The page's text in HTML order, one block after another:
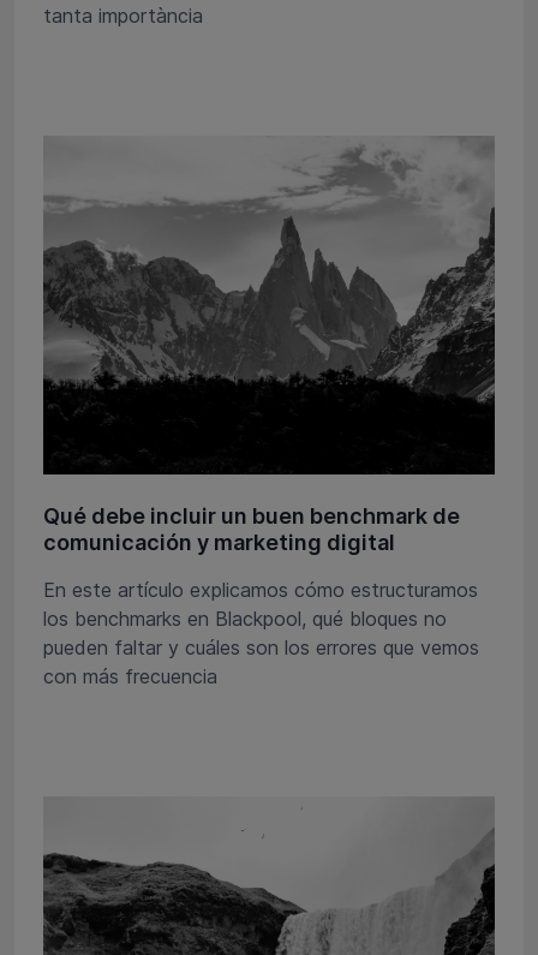
tanta importància
Qué debe incluir un buen benchmark de
comunicación y marketing digital
En este artículo explicamos cómo estructuramos
los benchmarks en Blackpool, qué bloques no
pueden faltar y cuáles son los errores que vemos
con más frecuencia